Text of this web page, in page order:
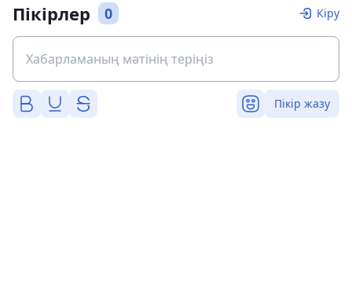
Пікірлер 0 Кіру
Пікір жазу